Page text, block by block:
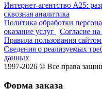
Интернет-агентство А25:
сквозная аналитика
Политика обработки
оказание услуг
Согласие
Правила пользования сайтом
Сведения о реализуемых
данных
1997-2026 © Все права
Форма заказа